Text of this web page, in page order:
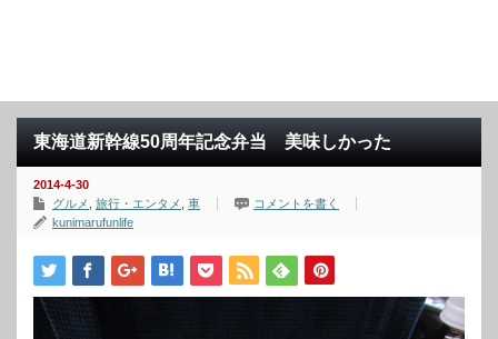
東海道新幹線50周年記念弁当 美味しかった
2014-4-30
グルメ
旅行・エンタメ 車
コメントを書く
kunimarufunlife